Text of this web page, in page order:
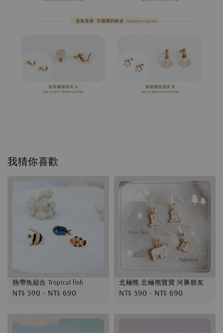
我猜你喜歡
熱帶魚組合 Tropical fish
Regular
NT$ 590 - NT$ 690
北極熊 北極熊寶寶 河豚朋友
Regular
NT$ 590 - NT$ 690